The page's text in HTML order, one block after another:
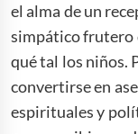
el alma de un
simpático frutero
qué tal los niños.
convertirse en
espirituales y